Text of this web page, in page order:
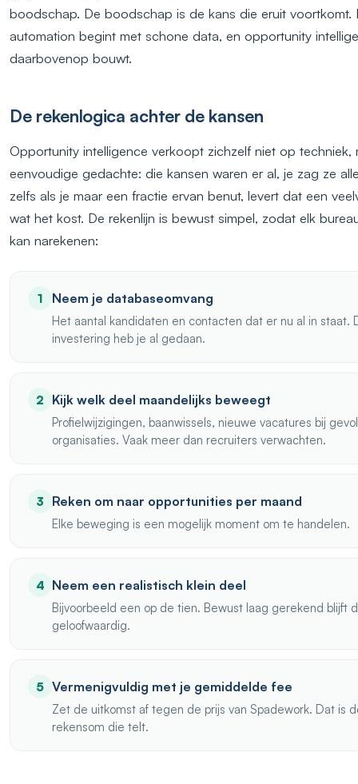
boodschap. De boodschap is de kans die eruit voortkomt.
automation begint met schone data, en opportunity
daarbovenop bouwt.
De rekenlogica achter de kansen
Opportunity intelligence verkoopt zichzelf niet op techniek,
eenvoudige gedachte: die kansen waren er al, je zag ze
zelfs als je maar een fractie ervan benut, levert dat een
wat het kost. De rekenlijn is bewust simpel, zodat elk
kan narekenen:
1 Neem je databaseomvang
Het aantal kandidaten en contacten dat er nu al in staat.
investering heb je al gedaan.
2 Kijk welk deel maandelijks beweegt
Profielwijzigingen, baanwissels, nieuwe vacatures bij
organisaties. Vaak meer dan recruiters verwachten.
3 Reken om naar opportunities per maand
Elke beweging is een mogelijk moment om te handelen.
4 Neem een realistisch klein deel
Bijvoorbeeld een op de tien. Bewust laag gerekend blijft
geloofwaardig.
5 Vermenigvuldig met je gemiddelde fee
Zet de uitkomst af tegen de prijs van Spadework. Dat is
rekensom die telt.